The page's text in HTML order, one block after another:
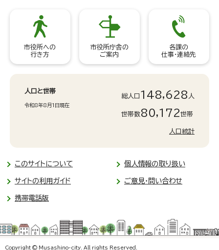
市役所への
行き方
市役所庁舎の
ご案内
各課の
仕事・連絡先
人口と世帯
令和8年8月1日現在
総人口 148,628 人
世帯数80,172世帯
人口統計
このサイトについて 個人情報の取り扱い
サイトの利用ガイド ご意見・問い合わせ
携帯電話版
Copyright © Musashino-city. All rights Reserved.